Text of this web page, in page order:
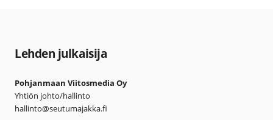
Lehden julkaisija
Pohjanmaan Viitosmedia Oy
Yhtiön johto/hallinto
hallinto@seutumajakka.fi